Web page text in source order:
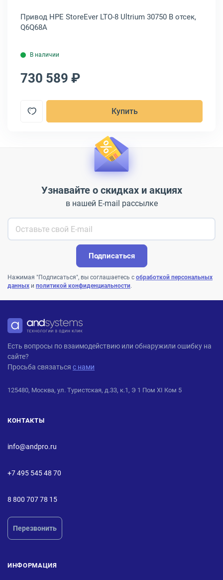
Привод HPE StoreEver LTO-8 Ultrium 30750 В отсек,
Q6Q68A
В наличии
730 589 ₽
Купить
Узнавайте о скидках и акциях
в нашей E-mail рассылке
Подписаться
Нажимая "Подписаться", вы соглашаетесь с обработкой персональных
данных и политикой конфиденциальности.
ANDPRO
Есть вопросы по взаимодействию или обнаружили ошибку на
сайте?
Просьба связаться с нами
125480, Москва, ул. Туристская, д.33, к.1, Э 1 Пом XI Ком 5
КОНТАКТЫ
info@andpro.ru
+7 495 545 48 70
8 800 707 78 15
Перезвонить
ИНФОРМАЦИЯ